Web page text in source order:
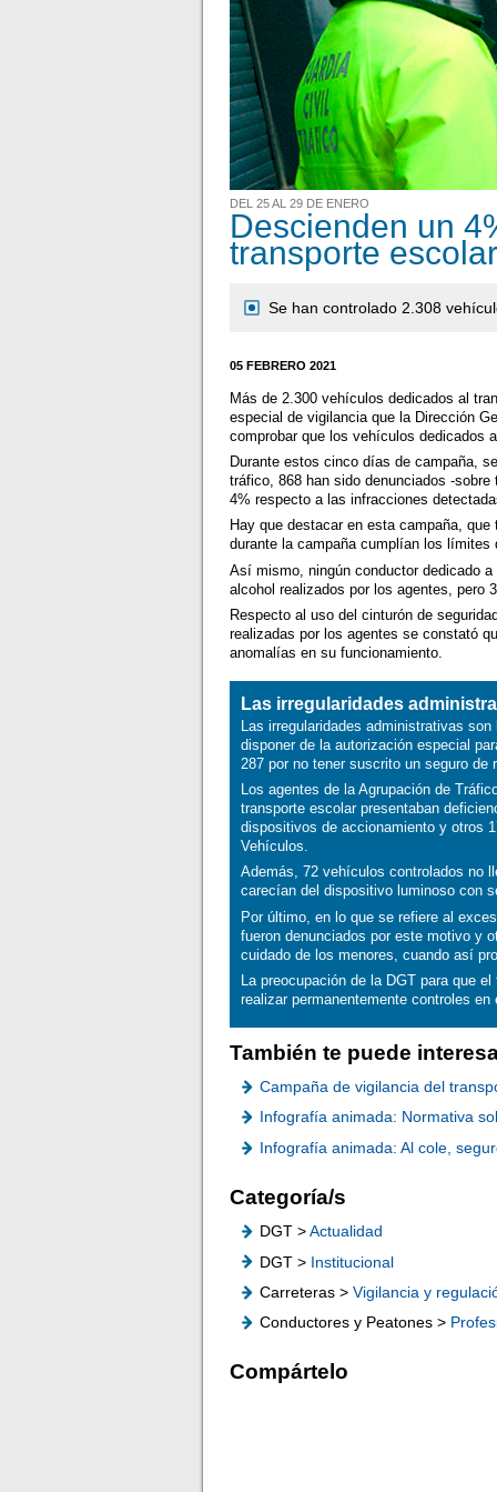
DEL 25 AL 29 DE ENERO
Descienden un
transporte
Se han controlado 2.308
05 FEBRERO 2021
Más de 2.300 vehículos dedicados al
especial de vigilancia que la Dirección
comprobar que los vehículos dedicados
Durante estos cinco días de campaña,
tráfico, 868 han sido denunciados -
4% respecto a las infracciones
Hay que destacar en esta campaña,
durante la campaña cumplían los
Así mismo, ningún conductor dedicado
alcohol realizados por los agentes, pero
Respecto al uso del cinturón de
realizadas por los agentes se constató
anomalías en su funcionamiento.
Las irregularidades
Las irregularidades administrativas
disponer de la autorización especial
287 por no tener suscrito un seguro
Los agentes de la Agrupación de
transporte escolar presentaban
dispositivos de accionamiento y otros
Vehículos.
Además, 72 vehículos controlados no
carecían del dispositivo luminoso con
Por último, en lo que se refiere al
fueron denunciados por este motivo y
cuidado de los menores, cuando así
La preocupación de la DGT para que
realizar permanentemente controles
También te puede
Campaña de vigilancia del
Infografía animada: Normativa
Infografía animada: Al cole,
Categoría/s
DGT >Actualidad
DGT > Institucional
Carreteras >Vigilancia y
Conductores y Peatones >
Compártelo